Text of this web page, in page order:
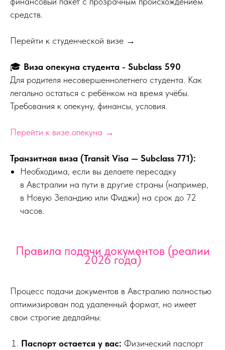
средств.
Перейти к студенческой визе →
🎓 Виза опекуна студента - Subclass 590
Для родителя несовершеннолетнего студента. Как
легально остаться с ребёнком на время учёбы.
Требования к опекуну, финансы, условия.
Перейти к визе опекуна →
Транзитная виза (Transit Visa — Subclass 771):
Необходима, если вы делаете пересадку
в Австралии на пути в другие страны (например,
в Новую Зеландию или Фиджи) на срок до 72
часов.
Правила подачи документов (реалии
2026 года)
Процесс подачи документов в Австралию полностью
оптимизирован под удаленный формат, но имеет
свои строгие дедлайны:
Паспорт остается у вас: Физический паспорт